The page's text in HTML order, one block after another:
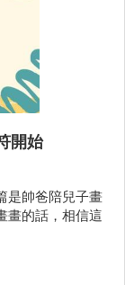
開始
是帥爸陪兒子畫
畫的話，相信這